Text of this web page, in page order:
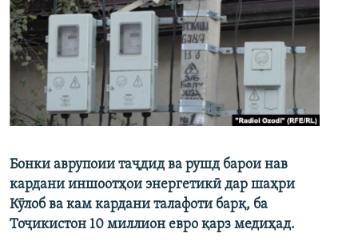
Бонки аврупоии таҷдид ва рушд барои нав
кардани иншоотҳои энергетикӣ дар шаҳри
Кӯлоб ва кам кардани талафоти барқ, ба
Тоҷикистон 10 миллион евро қарз медиҳад.